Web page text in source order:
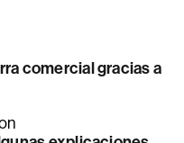
comercial gracias a